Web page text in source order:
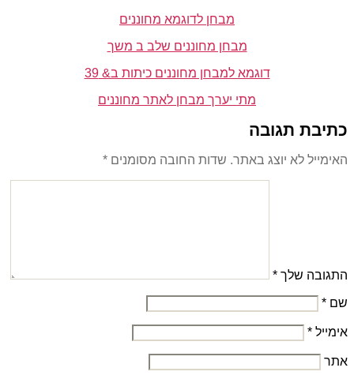
מבחן לדוגמא מחוננים
מבחן מחוננים שלב ב משך
דוגמא למבחן מחוננים כיתות ב& 39
מתי יערך מבחן לאתר מחוננים
כתיבת תגובה
האימייל לא יוצג באתר. שדות החובה מסומנים *
התגובה שלך *
שם *
אימייל *
אתר